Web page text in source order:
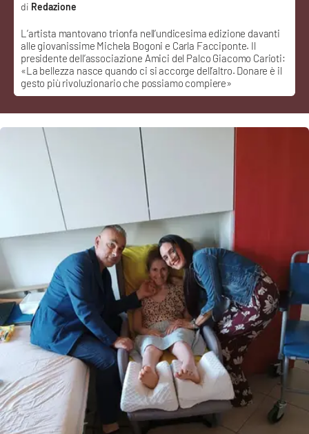
Ambiente
Cronaca
Economia e Lavoro
Politica
Sanità
Società
Sport
RUBRICHE
Good Morning Vietnam
Parchi Marini Calabria
L’artista mantovano trionfa nell’undicesima edizione davanti
alle giovanissime Michela Bogoni e Carla Facciponte. Il
presidente dell’associazione Amici del Palco Giacomo Carioti:
«La bellezza nasce quando ci si accorge dell’altro. Donare è il
gesto più rivoluzionario che possiamo compiere»
Redazione